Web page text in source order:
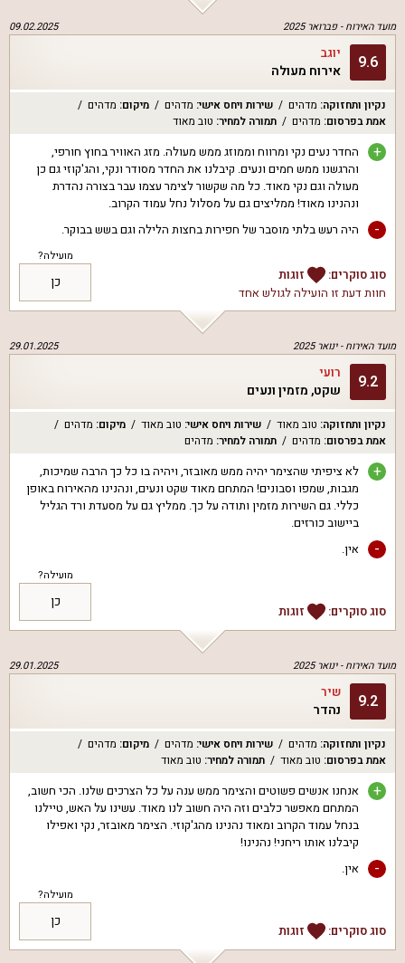
מועד האירוח -פברואר 2025 09.02.2025
9.6 יוגב
אירוח מעולה
נקיון ותחזוקה: מדהים שירות ויחס אישי: מדהים מיקום: מדהים
אמת בפרסום: מדהים תמורה למחיר: טוב מאוד
+
החדר נעים נקי ומרווח וממוזג ממש מעולה. מזג האוויר בחוץ חורפי,
והרגשנו ממש חמים ונעים. קיבלנו את החדר מסודר ונקי, והג'קוזי גם כן
מעולה וגם נקי מאוד. כל מה שקשור לצימר עצמו עבר בצורה נהדרת
ונהנינו מאוד! ממליצים גם על מסלול נחל עמוד הקרוב.
- היה רעש בלתי מוסבר של חפירות בחצות הלילה וגם בשש בבוקר.
סוג סוקרים:
זוגות
חוות דעת זו הועילה לגולש אחד
מועילה?
כן
מועד האירוח -ינואר 2025 29.01.2025
9.2 רועי
שקט, מזמין ונעים
נקיון ותחזוקה: טוב מאוד שירות ויחס אישי: טוב מאוד מיקום: מדהים
אמת בפרסום: מדהים תמורה למחיר: מדהים
+
לא ציפיתי שהצימר יהיה ממש מאובזר, ויהיה בו כל כך הרבה שמיכות,
מגבות, שמפו וסבונים! המתחם מאוד שקט ונעים, ונהנינו מהאירוח באופן
כללי. גם השירות מזמין ותודה על כך. ממליץ גם על מסעדת ורד הגליל
ביישוב כורזים.
- אין.
סוג סוקרים: זוגות
מועילה?
כן
מועד האירוח -ינואר 2025 29.01.2025
9.2 שיר
נהדר
נקיון ותחזוקה: מדהים שירות ויחס אישי: מדהים מיקום: מדהים
אמת בפרסום: טוב מאוד תמורה למחיר: טוב מאוד
+
אנחנו אנשים פשוטים והצימר ממש ענה על כל הצרכים שלנו. הכי חשוב,
המתחם מאפשר כלבים וזה היה חשוב לנו מאוד. עשינו על האש, טיילנו
בנחל עמוד הקרוב ומאוד נהנינו מהג'קוזי. הצימר מאובזר, נקי ואפילו
קיבלנו אותו ריחני! נהנינו!
- אין.
סוג סוקרים: זוגות
מועילה?
כן